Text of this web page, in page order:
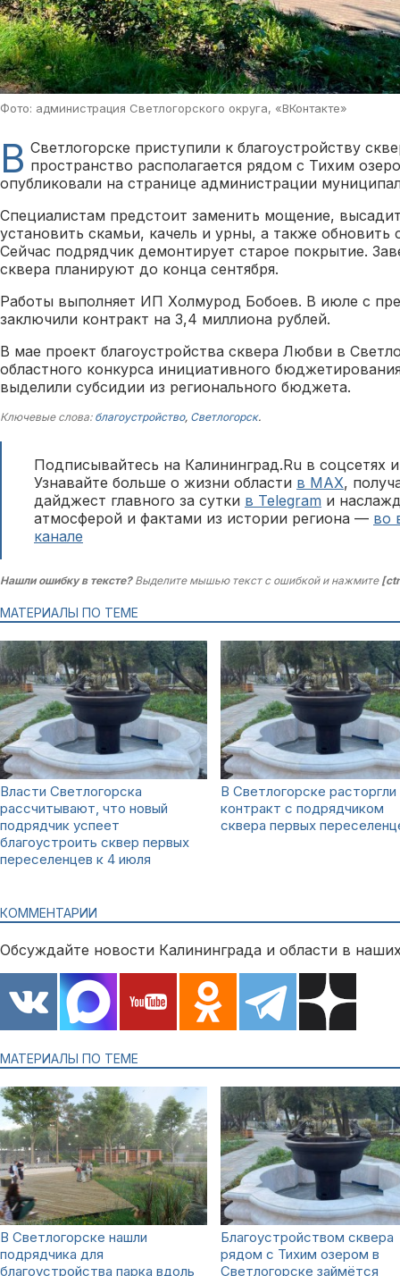
Фото: администрация Светлогорского округа, «ВКонтакте»
В Светлогорске приступили к благоустройству
пространство располагается рядом с Тихим
опубликовали на странице администрации
Специалистам предстоит заменить мощение,
установить скамьи, качель и урны, а также
Сейчас подрядчик демонтирует старое покрытие.
сквера планируют до конца сентября.
Работы выполняет ИП Холмурод Бобоев. В июле с
заключили контракт на 3,4 миллиона рублей.
В мае проект благоустройства сквера Любви в
областного конкурса инициативного
выделили субсидии из регионального бюджета.
Ключевые слова: благоустройство, Светлогорск.
Подписывайтесь на Калининград.Ru в соцсетях
Узнавайте больше о жизни области в MAX,
дайджест главного за сутки в Telegram и
атмосферой и фактами из истории региона — во
канале
Нашли ошибку в тексте?Выделите мышью текст с ошибкой и нажмите
МАТЕРИАЛЫ ПО ТЕМЕ
Власти Светлогорска
рассчитывают, что новый
подрядчик успеет
благоустроить сквер первых
переселенцев к 4 июля
В Светлогорске расторгли
контракт с подрядчиком
сквера первых
КОММЕНТАРИИ
Обсуждайте новости Калининграда и области в
МАТЕРИАЛЫ ПО ТЕМЕ
В Светлогорске нашли
подрядчика для
благоустройства парка вдоль
Благоустройством сквера
рядом с Тихим озером в
Светлогорске займётся